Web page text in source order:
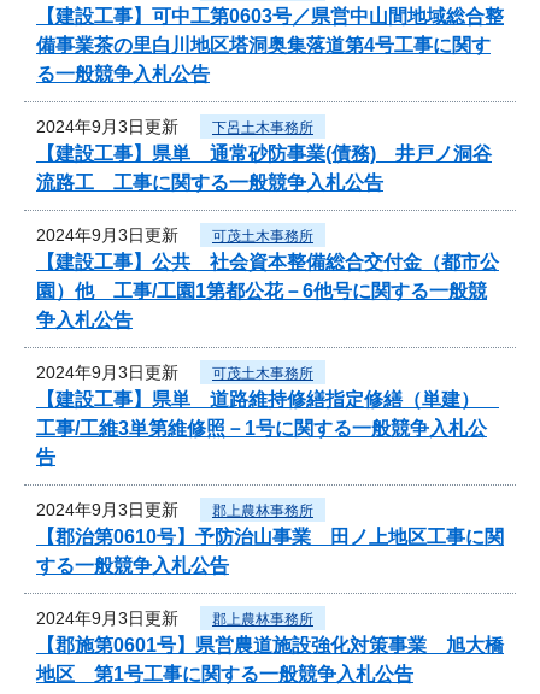
【建設工事】可中工第0603号／県営中山間地域総合整
備事業茶の里白川地区塔洞奥集落道第4号工事に関す
る一般競争入札公告
2024年9月3日更新 下呂土木事務所
【建設工事】県単 通常砂防事業(債務) 井戸ノ洞谷
流路工 工事に関する一般競争入札公告
2024年9月3日更新 可茂土木事務所
【建設工事】公共 社会資本整備総合交付金（都市公
園）他 工事/工園1第都公花－6他号に関する一般競
争入札公告
2024年9月3日更新 可茂土木事務所
【建設工事】県単 道路維持修繕指定修繕（単建）
工事/工維3単第維修照－1号に関する一般競争入札公
告
2024年9月3日更新 郡上農林事務所
【郡治第0610号】予防治山事業 田ノ上地区工事に関
する一般競争入札公告
2024年9月3日更新 郡上農林事務所
【郡施第0601号】県営農道施設強化対策事業 旭大橋
地区 第1号工事に関する一般競争入札公告